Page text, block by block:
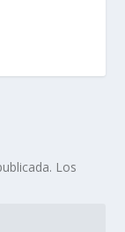
Los